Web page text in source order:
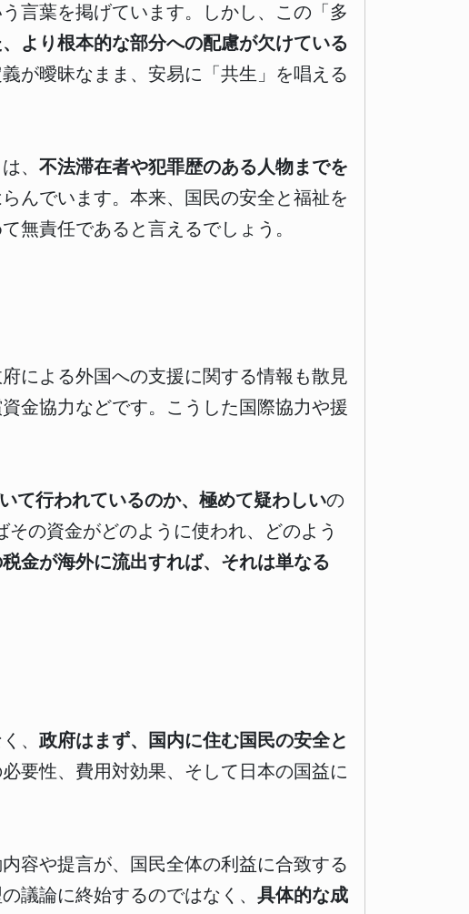
言葉を掲げています。しかし、この「多
より根本的な部分への配慮が欠けている
が曖昧なまま、安易に「共生」を唱える
、 不法滞在者や犯罪歴のある人物までを
んでいます。本来、国民の安全と福祉を
無責任であると言えるでしょう。
による外国への支援に関する情報も散見
金協力などです。こうした国際協力や援
て行われているのか、極めて疑わしいの
の資金がどのように使われ、どのよう
金が海外に流出すれば、それは単なる
、 政府はまず、国内に住む国民の安全と
要性、費用対効果、そして日本の国益に
容や提言が、国民全体の利益に合致する
議論に終始するのではなく、 具体的な成